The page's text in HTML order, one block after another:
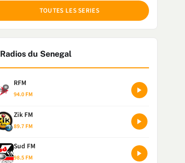
TOUTES LES SERIES
Radios du Senegal
RFM
94.0 FM
Zik FM
89.7 FM
Sud FM
98.5 FM